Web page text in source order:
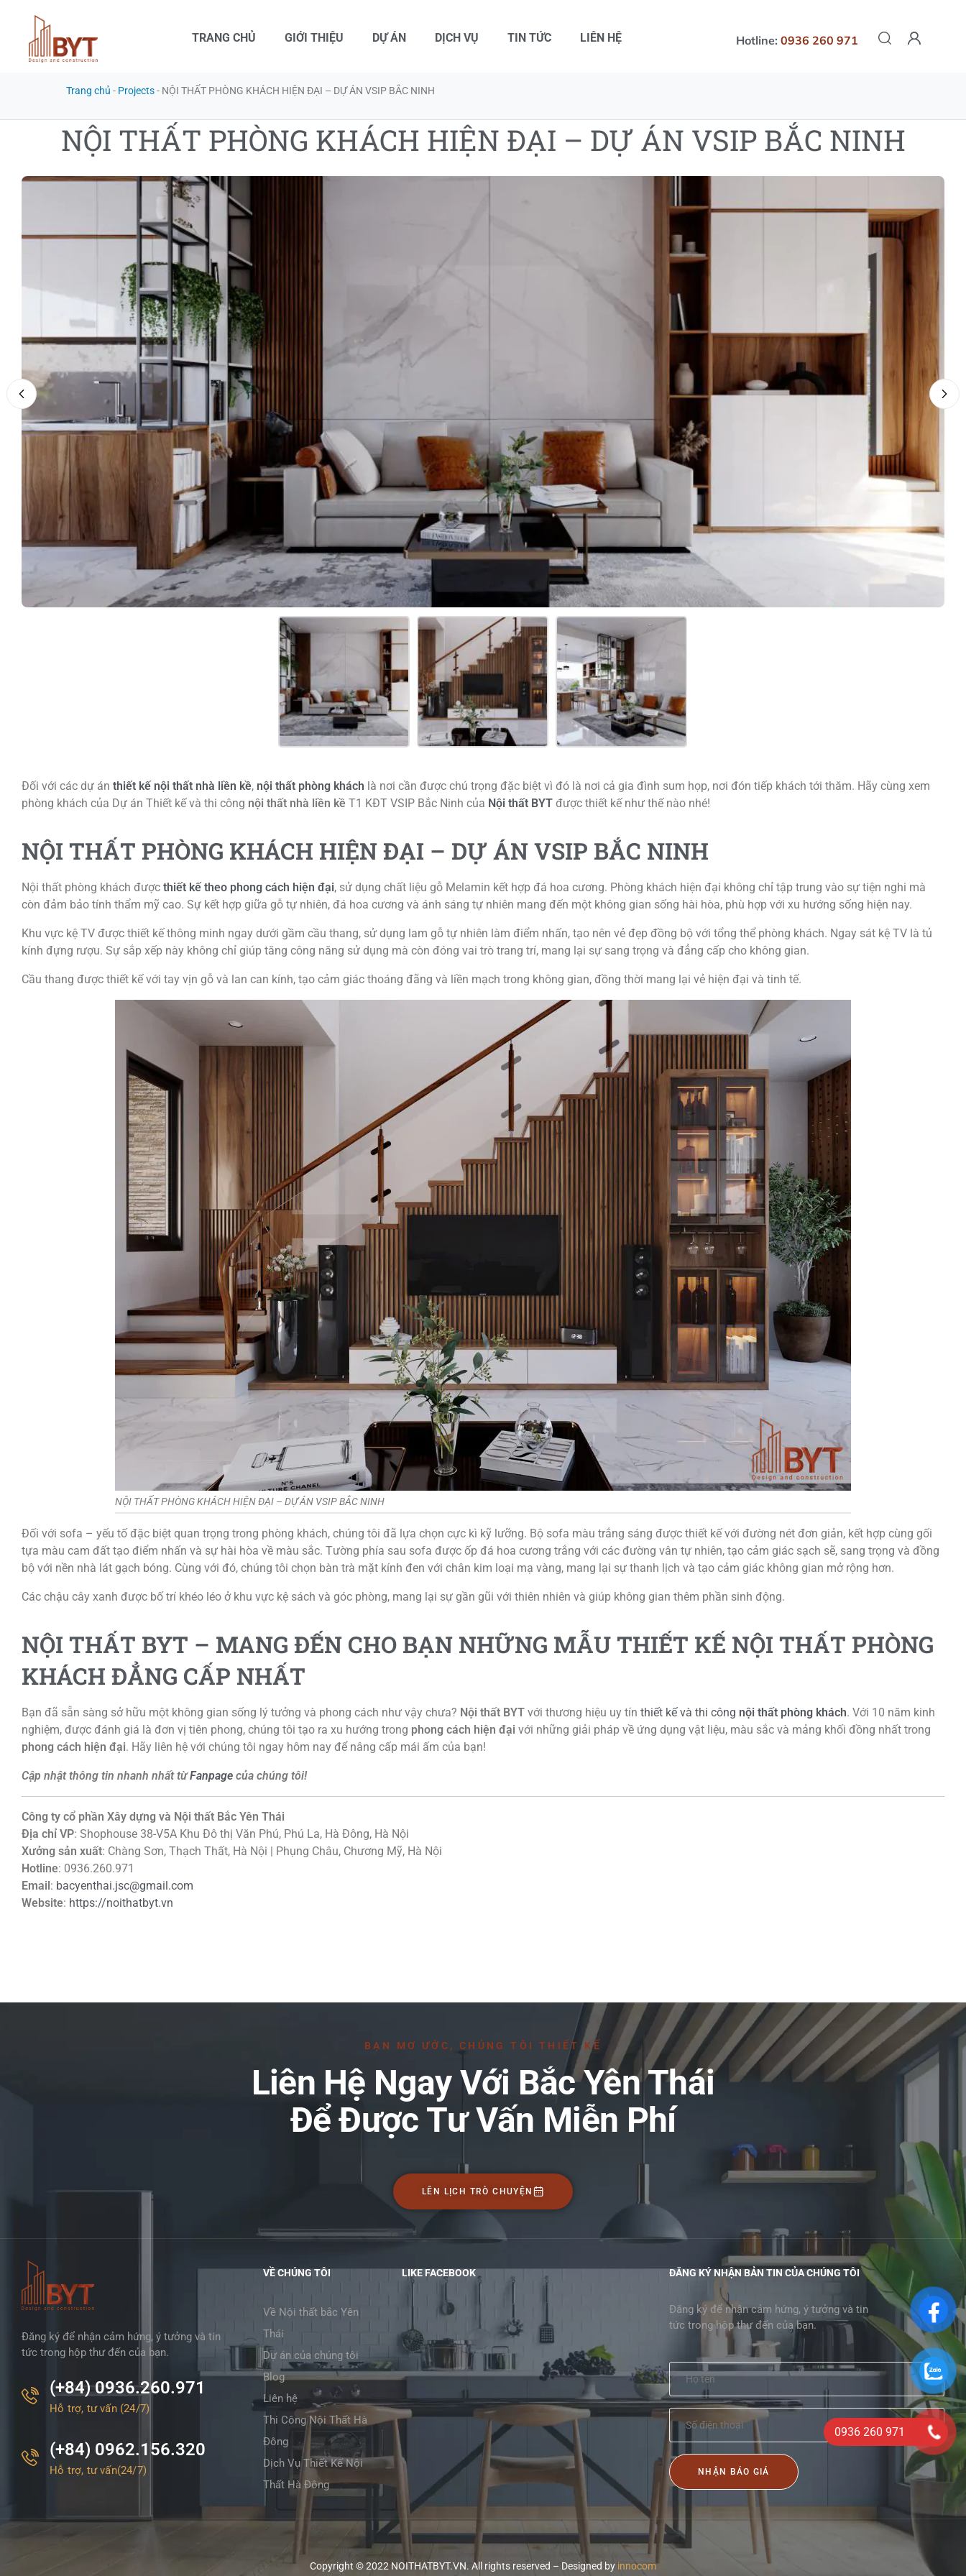
TRANG CHỦ GIỚI THIỆU DỰ ÁN DỊCH VỤ TIN TỨC LIÊN HỆ Hotline: 0936 260 971
Trang chủ - Projects- NỘI THẤT PHÒNG KHÁCH HIỆN ĐẠI – DỰ ÁN VSIP BẮC NINH
NỘI THẤT PHÒNG KHÁCH HIỆN ĐẠI – DỰ ÁN VSIP BẮC NINH
Đối với các dự án thiết kế nội thất nhà liền kề, nội thất phòng khách là nơi cần được chú trọng đặc biệt vì đó là nơi cả gia đình sum họp, nơi đón tiếp khách tới thăm. Hãy cùng xem
phòng khách của Dự án Thiết kế và thi công nội thất nhà liền kề T1 KĐT VSIP Bắc Ninh của Nội thất BYT được thiết kế như thế nào nhé!
NỘI THẤT PHÒNG KHÁCH HIỆN ĐẠI – DỰ ÁN VSIP BẮC NINH
Nội thất phòng khách được thiết kế theo phong cách hiện đại, sử dụng chất liệu gỗ Melamin kết hợp đá hoa cương. Phòng khách hiện đại không chỉ tập trung vào sự tiện nghi mà
còn đảm bảo tính thẩm mỹ cao. Sự kết hợp giữa gỗ tự nhiên, đá hoa cương và ánh sáng tự nhiên mang đến một không gian sống hài hòa, phù hợp với xu hướng sống hiện nay.
Khu vực kệ TV được thiết kế thông minh ngay dưới gầm cầu thang, sử dụng lam gỗ tự nhiên làm điểm nhấn, tạo nên vẻ đẹp đồng bộ với tổng thể phòng khách. Ngay sát kệ TV là tủ
kính đựng rượu. Sự sắp xếp này không chỉ giúp tăng công năng sử dụng mà còn đóng vai trò trang trí, mang lại sự sang trọng và đẳng cấp cho không gian.
Cầu thang được thiết kế với tay vịn gỗ và lan can kính, tạo cảm giác thoáng đãng và liền mạch trong không gian, đồng thời mang lại vẻ hiện đại và tinh tế.
NỘI THẤT PHÒNG KHÁCH HIỆN ĐẠI – DỰ ÁN VSIP BẮC NINH
Đối với sofa – yếu tố đặc biệt quan trọng trong phòng khách, chúng tôi đã lựa chọn cực kì kỹ lưỡng. Bộ sofa màu trắng sáng được thiết kế với đường nét đơn giản, kết hợp cùng gối
tựa màu cam đất tạo điểm nhấn và sự hài hòa về màu sắc. Tường phía sau sofa được ốp đá hoa cương trắng với các đường vân tự nhiên, tạo cảm giác sạch sẽ, sang trọng và đồng
bộ với nền nhà lát gạch bóng. Cùng với đó, chúng tôi chọn bàn trà mặt kính đen với chân kim loại mạ vàng, mang lại sự thanh lịch và tạo cảm giác không gian mở rộng hơn.
Các chậu cây xanh được bố trí khéo léo ở khu vực kệ sách và góc phòng, mang lại sự gần gũi với thiên nhiên và giúp không gian thêm phần sinh động.
NỘI THẤT BYT – MANG ĐẾN CHO BẠN NHỮNG MẪU THIẾT KẾ NỘI THẤT PHÒNG
KHÁCH ĐẲNG CẤP NHẤT
Bạn đã sẵn sàng sở hữu một không gian sống lý tưởng và phong cách như vậy chưa? Nội thất BYT với thương hiệu uy tín thiết kế và thi công nội thất phòng khách. Với 10 năm kinh
nghiệm, được đánh giá là đơn vị tiên phong, chúng tôi tạo ra xu hướng trong phong cách hiện đại với những giải pháp về ứng dụng vật liệu, màu sắc và mảng khối đồng nhất trong
phong cách hiện đại. Hãy liên hệ với chúng tôi ngay hôm nay để nâng cấp mái ấm của bạn!
Cập nhật thông tin nhanh nhất từFanpage của chúng tôi!
Công ty cổ phần Xây dựng và Nội thất Bắc Yên Thái
Địa chỉ VP: Shophouse 38-V5A Khu Đô thị Văn Phú, Phú La, Hà Đông, Hà Nội
Xưởng sản xuất: Chàng Sơn, Thạch Thất, Hà Nội | Phụng Châu, Chương Mỹ, Hà Nội
Hotline: 0936.260.971
Email : bacyenthai.jsc@gmail.com
Website: https://noithatbyt.vn
BẠN MƠ ƯỚC, CHÚNG TÔI THIẾT KẾ
Liên Hệ Ngay Với Bắc Yên Thái
Để Được Tư Vấn Miễn Phí
LÊN LỊCH TRÒ CHUYỆN
Đăng ký để nhận cảm hứng, ý tưởng và tin
tức trong hộp thư đến của bạn.
(+84) 0936.260.971
Hỗ trợ, tư vấn (24/7)
(+84) 0962.156.320
Hỗ trợ, tư vấn(24/7)
VỀ CHÚNG TÔI
Về Nội thất bắc Yên
Thái
Dự án của chúng tôi
Blog
Liên hệ
Thi Công Nội Thất Hà
Đông
Dịch Vụ Thiết Kế Nội
Thất Hà Đông
LIKE FACEBOOK ĐĂNG KÝ NHẬN BẢN TIN CỦA CHÚNG TÔI
Đăng ký để nhận cảm hứng, ý tưởng và tin
tức trong hộp thư đến của bạn.
NHẬN BÁO GIÁ
Copyright © 2022 NOITHATBYT.VN. All rights reserved – Designed by innocom
0936 260 971